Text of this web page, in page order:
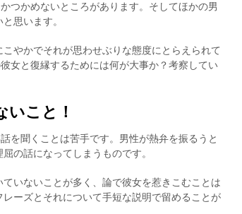
つかめないところがあります。そしてほかの男
思います。
やかでそれが思わせぶりな態度にとらえられて
女と復縁するためには何が大事か？考察してい
こと！
を聞くことは苦手です。男性が熱弁を振るうと
の話になってしまうものです。
いないことが多く、論で彼女を惹きこむことは
ーズとそれについて手短な説明で留めることが